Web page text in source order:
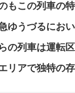
もこの列車の
ゆうづるにお
の列車は運転
リアで独特の存